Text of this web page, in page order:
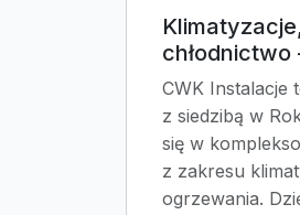
chłodnictwo
CWK Instalacje
z siedzibą w
się w
z zakresu
ogrzewania.